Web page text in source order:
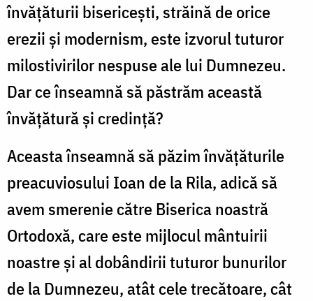
învăţăturii bisericeşti, străină de orice
erezii şi modernism, este izvorul tuturor
milostivirilor nespuse ale lui Dumnezeu.
Dar ce înseamnă să păstrăm această
învăţătură şi credinţă?
Aceasta înseamnă să păzim învăţăturile
preacuviosului Ioan de la Rila, adică să
avem smerenie către Biserica noastră
Ortodoxă, care este mijlocul mântuirii
noastre şi al dobândirii tuturor bunurilor
de la Dumnezeu, atât cele trecătoare, cât